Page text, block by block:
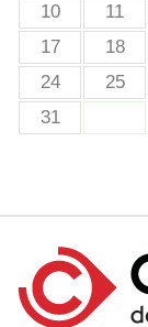
10
11
17
18
24
25
31